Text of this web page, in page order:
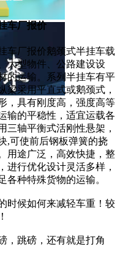
车厂报价
车厂报价鹅颈式半挂车载
大型物件、公路建设设
的运输。系列半挂车有平
梁采用平直式或鹅颈式，
，具有刚度高，强度高等
输的平稳性，适宜运载各
三轴平衡式活刚性悬架，
,可使前后钢板弹簧的挠
用途广泛，高效快捷，整
进行优化设计灵活多样，
各种特殊货物的运输。
时候如何来减轻车重！较
，跳磅，还有就是打角